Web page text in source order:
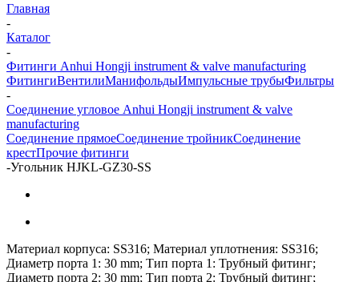
Главная
-
Каталог
-
Фитинги Anhui Hongji instrument & valve manufacturing
ФитингиВентилиМанифольдыИмпульсные трубыФильтры
-
Соединение угловое Anhui Hongji instrument & valve
manufacturing
Соединение прямоеСоединение тройникСоединение
крестПрочие фитинги
-Угольник HJKL-GZ30-SS
Материал корпуса: SS316; Материал уплотнения: SS316;
Диаметр порта 1: 30 mm; Тип порта 1: Трубный фитинг;
Диаметр порта 2: 30 mm; Тип порта 2: Трубный фитинг;